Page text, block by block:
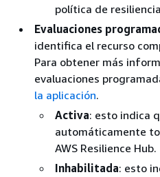
política de
Evaluaciones
identifica el recurso
Para obtener más
evaluaciones
la aplicación.
Activa: esto indica
automáticamente
AWS Resilience Hub.
Inhabilitada: esto